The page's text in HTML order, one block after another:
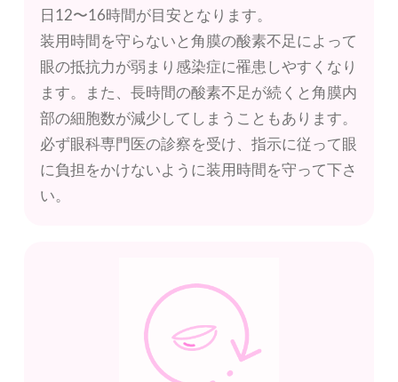
日12〜16時間が目安となります。
装用時間を守らないと角膜の酸素不足によって
眼の抵抗力が弱まり感染症に罹患しやすくなり
ます。また、長時間の酸素不足が続くと角膜内
部の細胞数が減少してしまうこともあります。
必ず眼科専門医の診察を受け、指示に従って眼
に負担をかけないように装用時間を守って下さ
い。